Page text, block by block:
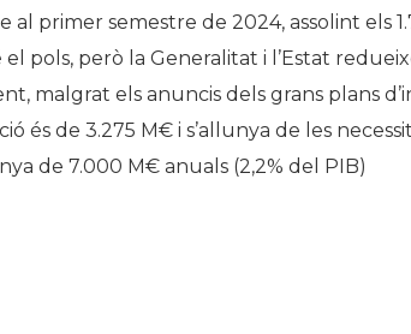
al primer semestre de 2024, assolint els
el pols, però la Generalitat i l’Estat
malgrat els anuncis dels grans plans
és de 3.275 M€ i s’allunya de les
de 7.000 M€ anuals (2,2% del PIB)